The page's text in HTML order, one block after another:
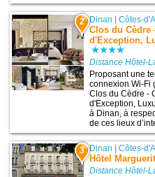
2 Dinan |Côtes-
Clos du Cèdre
d'Exception,
Distance Hôtel-
Proposant une
connexion Wi-Fi
Clos du Cèdre -
d'Exception,
à Dinan, à
de ces lieux
3 Dinan |Côtes-
Hôtel
Distance Hôtel-